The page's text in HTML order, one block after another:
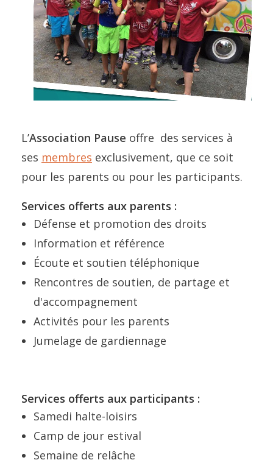
L’Association Pause offre des services à
ses membres exclusivement, que ce soit
pour les parents ou pour les participants.
Services offerts aux parents :
Défense et promotion des droits
Information et référence
Écoute et soutien téléphonique
Rencontres de soutien, de partage et
d'accompagnement
Activités pour les parents
Jumelage de gardiennage
Services offerts aux participants :
Samedi halte-loisirs
Camp de jour estival
Semaine de relâche